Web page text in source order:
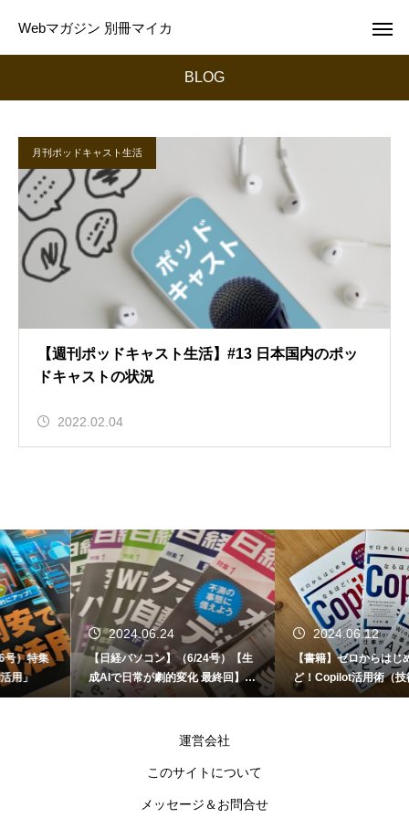
Webマガジン 別冊マイカ
BLOG
月刊ポッドキャスト生活
【週刊ポッドキャスト生活】#13 日本国内のポッ
ドキャストの状況
2022.02.04
2024.06.24
【日経パソコン】（6/24号）【生
成AIで日常が劇的変化 最終回】 A
I時代のアプリケーション／サービ
2024.06.12
【書籍】ゼロからはじめる なる
ど！Copilot活用術（技術評論
運営会社
このサイトについて
メッセージ＆お問合せ